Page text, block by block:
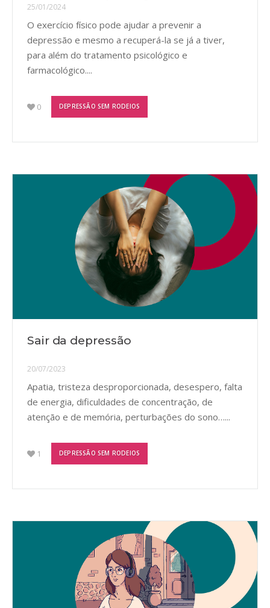
25/01/2024
O exercício físico pode ajudar a prevenir a
depressão e mesmo a recuperá-la se já a tiver,
para além do tratamento psicológico e
farmacológico....
0 DEPRESSÃO SEM RODEIOS
Sair da depressão
20/07/2023
Apatia, tristeza desproporcionada, desespero, falta
de energia, dificuldades de concentração, de
atenção e de memória, perturbações do sono…...
1 DEPRESSÃO SEM RODEIOS